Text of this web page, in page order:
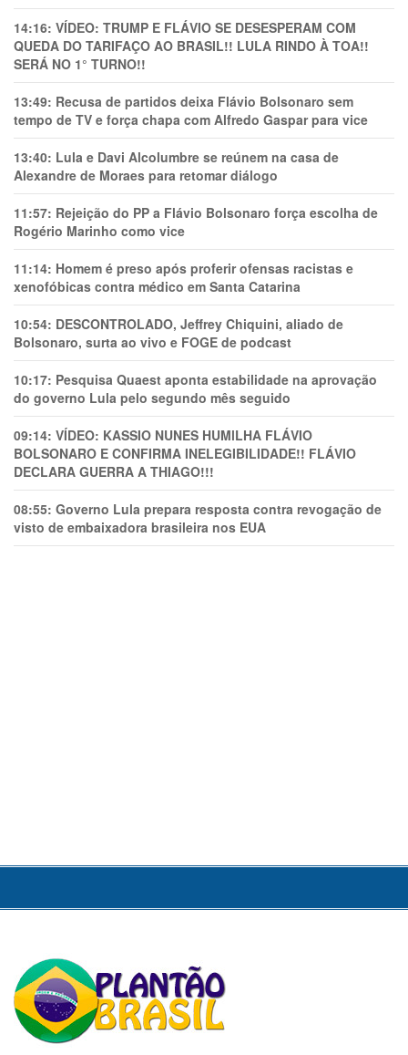
14:16: VÍDEO: TRUMP E FLÁVIO SE DESESPERAM COM
QUEDA DO TARIFAÇO AO BRASIL!! LULA RINDO À TOA!!
SERÁ NO 1° TURNO!!
13:49: Recusa de partidos deixa Flávio Bolsonaro sem
tempo de TV e força chapa com Alfredo Gaspar para vice
13:40: Lula e Davi Alcolumbre se reúnem na casa de
Alexandre de Moraes para retomar diálogo
11:57: Rejeição do PP a Flávio Bolsonaro força escolha de
Rogério Marinho como vice
11:14: Homem é preso após proferir ofensas racistas e
xenofóbicas contra médico em Santa Catarina
10:54: DESCONTROLADO, Jeffrey Chiquini, aliado de
Bolsonaro, surta ao vivo e FOGE de podcast
10:17: Pesquisa Quaest aponta estabilidade na aprovação
do governo Lula pelo segundo mês seguido
09:14: VÍDEO: KASSIO NUNES HUMlLHA FLÁVIO
BOLSONARO E CONFIRMA INELEGIBILIDADE!! FLÁVIO
DECLARA GUERRA A THIAGO!!!
08:55: Governo Lula prepara resposta contra revogação de
visto de embaixadora brasileira nos EUA